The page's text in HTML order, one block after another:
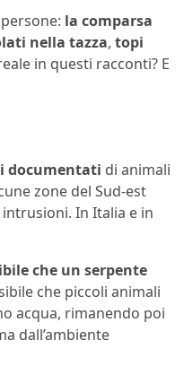
la comparsa
nella tazza, topi
in questi racconti? E
documentati di animali
zone del Sud-est
In Italia e in
che un serpente
che piccoli animali
acqua, rimanendo poi
dall’ambiente